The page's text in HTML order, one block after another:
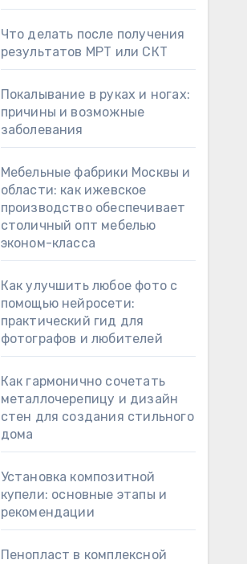
Что делать после получения
результатов МРТ или СКТ
Покалывание в руках и ногах:
причины и возможные
заболевания
Мебельные фабрики Москвы и
области: как ижевское
производство обеспечивает
столичный опт мебелью
эконом-класса
Как улучшить любое фото с
помощью нейросети:
практический гид для
фотографов и любителей
Как гармонично сочетать
металлочерепицу и дизайн
стен для создания стильного
дома
Установка композитной
купели: основные этапы и
рекомендации
Пенопласт в комплексной